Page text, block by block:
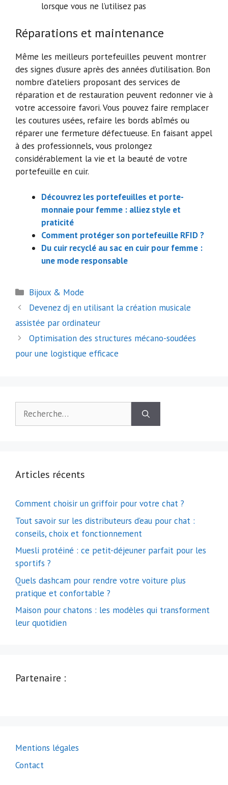
lorsque vous ne l’utilisez pas
Réparations et maintenance
Même les meilleurs portefeuilles peuvent montrer
des signes d’usure après des années d’utilisation. Bon
nombre d’ateliers proposant des services de
réparation et de restauration peuvent redonner vie à
votre accessoire favori. Vous pouvez faire remplacer
les coutures usées, refaire les bords abîmés ou
réparer une fermeture défectueuse. En faisant appel
à des professionnels, vous prolongez
considérablement la vie et la beauté de votre
portefeuille en cuir.
Découvrez les portefeuilles et porte-
monnaie pour femme : alliez style et
praticité
Comment protéger son portefeuille RFID ?
Du cuir recyclé au sac en cuir pour femme :
une mode responsable
Catégories
Bijoux & Mode
Navigation
des
Devenez dj en utilisant la création musicale
assistée par ordinateur
Optimisation des structures mécano-soudées
pour une logistique efficace
Articles récents
Comment choisir un griffoir pour votre chat ?
Tout savoir sur les distributeurs d’eau pour chat :
conseils, choix et fonctionnement
Muesli protéiné : ce petit-déjeuner parfait pour les
sportifs ?
Quels dashcam pour rendre votre voiture plus
pratique et confortable ?
Maison pour chatons : les modèles qui transforment
leur quotidien
Partenaire :
Mentions légales
Contact